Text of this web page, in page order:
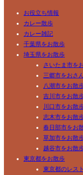
お役立ち情報
カレー散歩
カレー雑記
千葉県をお散歩
埼玉県をお散歩
さいたま市を
三郷市をおさ
八潮市をお散
吉川市をお散
川口市をお散
志木市をお散
春日部市をお
草加市をお散
越谷市をお散
東京都をお散歩
東京都のレス